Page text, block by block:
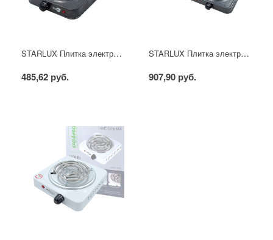
STARLUX Плитка электрическая 1-комфор. спираль 1кВт покрытие Антик (коричневый/серый)
485,62 руб.
STARLUX Плитка электрическая 2-комфор. спираль 2кВт покрытие Антик (коричневый/серый)
907,90 руб.